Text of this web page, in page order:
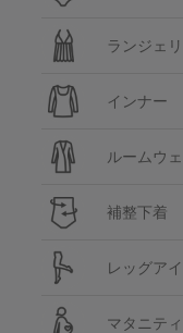
ランジェ
インナー
ルームウ
補整下着
レッグア
マタニテ